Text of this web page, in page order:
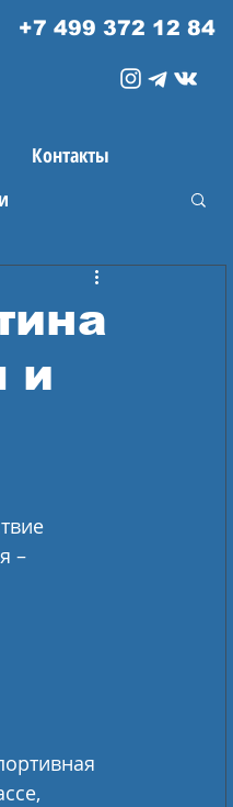
+7 499 372 12 84
Контакты
и
–